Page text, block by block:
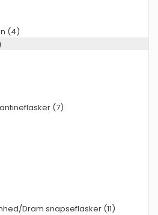
(4)
(7)
Dram snapseflasker (11)